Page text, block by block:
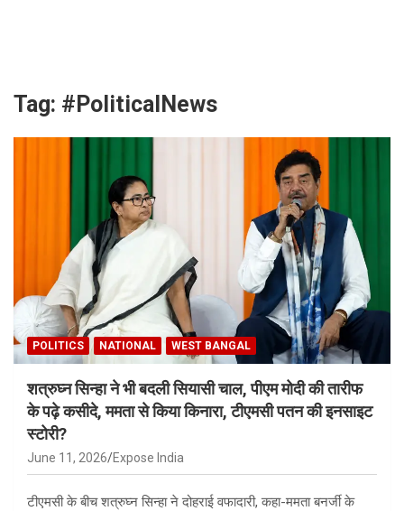
Tag: #PoliticalNews
POLITICS NATIONAL WEST BANGAL
शत्रुघ्न सिन्हा ने भी बदली सियासी चाल, पीएम मोदी की तारीफ
के पढ़े कसीदे, ममता से किया किनारा, टीएमसी पतन की इनसाइट
स्टोरी?
June 11, 2026 Expose India
टीएमसी के बीच शत्रुघ्न सिन्हा ने दोहराई वफादारी, कहा-ममता बनर्जी के